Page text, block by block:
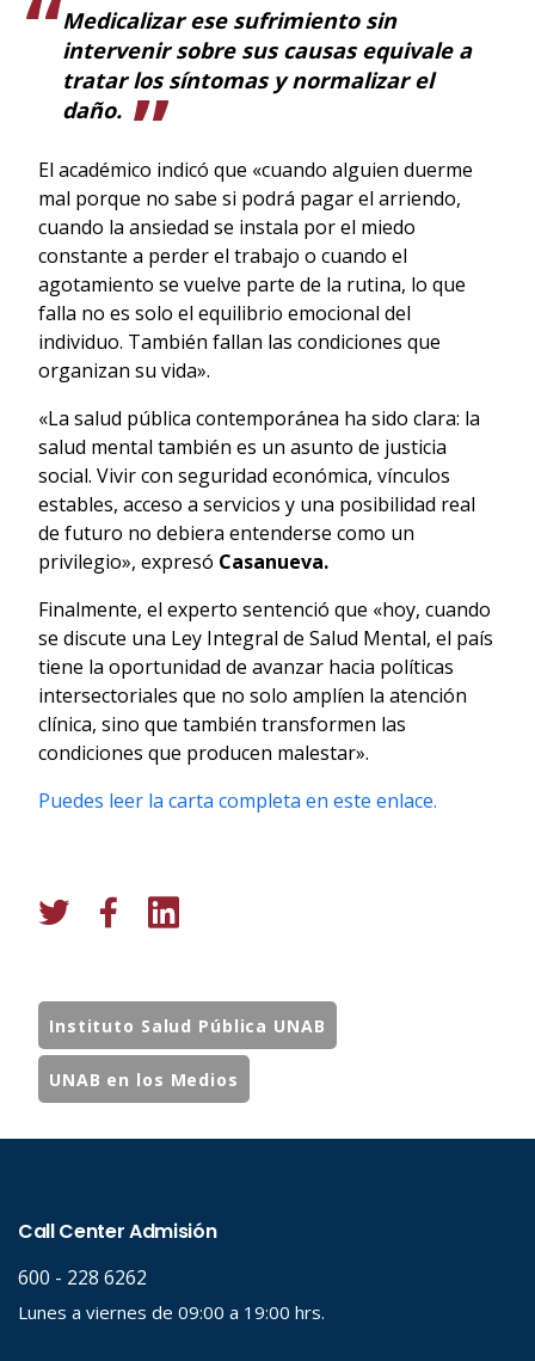
Medicalizar ese sufrimiento sin
intervenir sobre sus causas equivale a
tratar los síntomas y normalizar el
daño.
El académico indicó que «cuando alguien duerme
mal porque no sabe si podrá pagar el arriendo,
cuando la ansiedad se instala por el miedo
constante a perder el trabajo o cuando el
agotamiento se vuelve parte de la rutina, lo que
falla no es solo el equilibrio emocional del
individuo. También fallan las condiciones que
organizan su vida».
«La salud pública contemporánea ha sido clara: la
salud mental también es un asunto de justicia
social. Vivir con seguridad económica, vínculos
estables, acceso a servicios y una posibilidad real
de futuro no debiera entenderse como un
privilegio», expresó Casanueva.
Finalmente, el experto sentenció que «hoy, cuando
se discute una Ley Integral de Salud Mental, el país
tiene la oportunidad de avanzar hacia políticas
intersectoriales que no solo amplíen la atención
clínica, sino que también transformen las
condiciones que producen malestar».
Puedes leer la carta completa en este enlace.
Instituto Salud Pública UNAB
UNAB en los Medios